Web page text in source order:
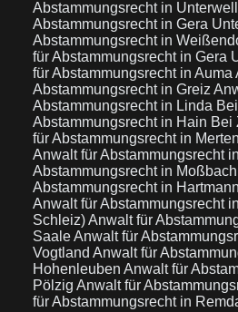
Abstammungsrecht in
Abstammungsrecht in Gera
Abstammungsrecht in
für Abstammungsrecht in Gera
für Abstammungsrecht in Auma
Abstammungsrecht in Greiz
Abstammungsrecht in Linda
Abstammungsrecht in Hain Bei
für Abstammungsrecht in
Anwalt für Abstammungsrecht
Abstammungsrecht in Moßbach
Abstammungsrecht in
Anwalt für Abstammungsrecht
Schleiz)Anwalt für
SaaleAnwalt für
Vogtland Anwalt für
Hohenleuben Anwalt für
Pölzig Anwalt für
für Abstammungsrecht in